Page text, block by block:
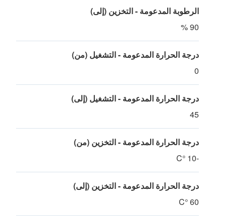
الرطوبة المدعومة - التخزين (إلى)
90 %
درجة الحرارة المدعومة - التشغيل (من)
0
درجة الحرارة المدعومة - التشغيل (إلى)
45
درجة الحرارة المدعومة - التخزين (من)
-10 °C
درجة الحرارة المدعومة - التخزين (إلى)
60 °C